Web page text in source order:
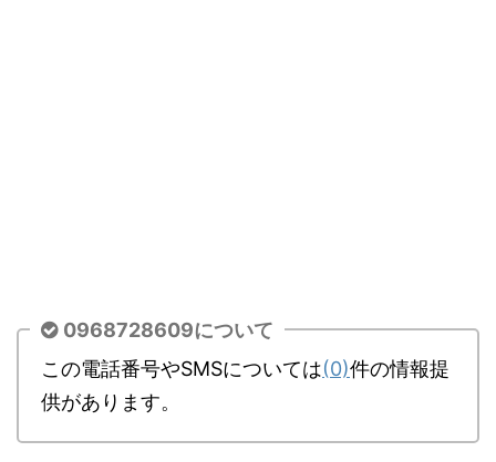
0968728609について
この電話番号やSMSについては(0)件の情報提
供があります。